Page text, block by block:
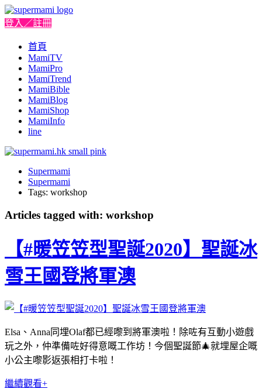
登入／註冊
首頁
MamiTV
MamiPro
MamiTrend
MamiBible
MamiBlog
MamiShop
MamiInfo
line
Supermami
Supermami
Tags: workshop
Articles tagged with: workshop
【#暖笠笠型聖誕2020】聖誕冰
雪王國登將軍澳
Elsa、Anna同埋Olaf都已經嚟到將軍澳啦！除咗有互動小遊戲
玩之外，仲準備咗好得意嘅工作坊！今個聖誕節🎄就埋屋企嘅
小公主嚟影返張相打卡啦！
繼續觀看+